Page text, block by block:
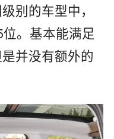
别的车型中，
。基本能满足
并没有额外的